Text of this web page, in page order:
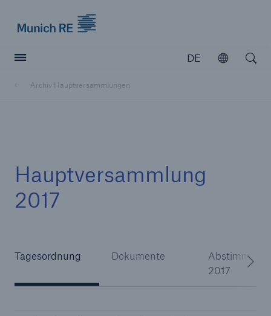
DE
Öffnen
Archiv Hauptversammlungen
Hauptversammlung
2017
Tagesordnung Dokumente
2017